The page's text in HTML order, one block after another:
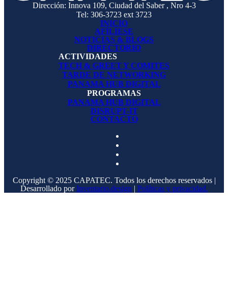
Dirección: Innova 109, Ciudad del Saber , Nro 4-3
Tel: 306-3723 ext 3723
INICIO
AFÍLIESE
NOTICIAS & BLOGS
DIRECTORIO
ACTIVIDADES
TECH & GREET Y COMITES
TARDE DE NETWORKING
PANAMA HUB DIGITAL
PROGRAMAS
PANAMA HUB DIGITAL
DISRUPT-IT
CONTACTO
Copyright © 2025 CAPATEC. Todos los derechos reservados |
Desarrollado porInventario.design | Políticas y privacidad.